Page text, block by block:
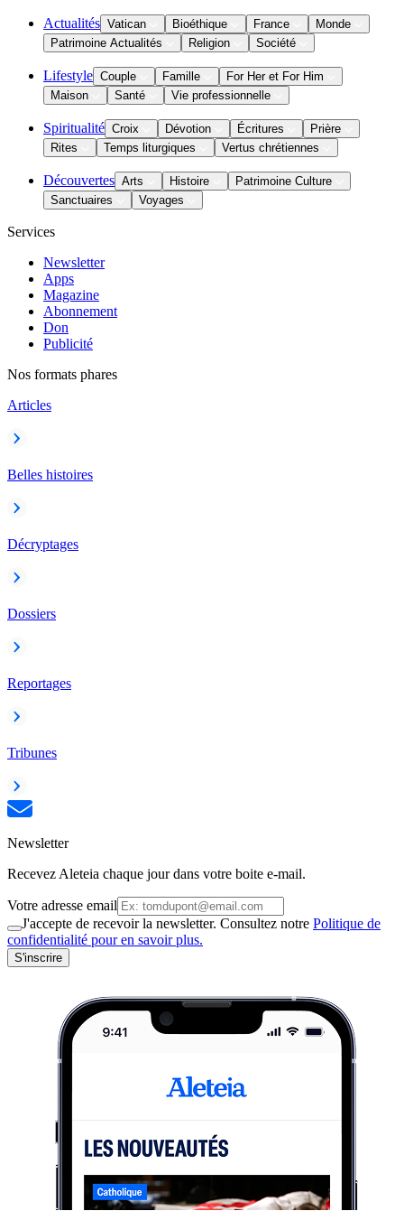
Actualités Vatican Bioéthique France
Monde
Patrimoine Actualités
Religion Société
Lifestyle Couple Famille
For Her et For Him
Maison
Santé Vie professionnelle
Spiritualité Croix Dévotion Écritures
Prière
Rites
Temps liturgiques Vertus chrétiennes
Découvertes Arts Histoire
Patrimoine Culture
Sanctuaires
Voyages
Services
Newsletter
Apps
Magazine
Abonnement
Don
Publicité
Nos formats phares
Articles
Belles histoires
Décryptages
Dossiers
Reportages
Tribunes
Newsletter
Recevez Aleteia chaque jour dans votre boite e-mail.
Votre adresse email
J'accepte de recevoir la newsletter. Consultez notre Politique de
confidentialité pour en savoir plus.
S'inscrire